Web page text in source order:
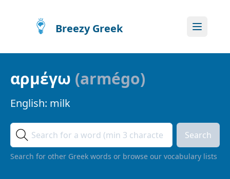
Breezy Greek
αρμέγω (armégo)
English: milk
Search
Search for other Greek words or browse our vocabulary lists